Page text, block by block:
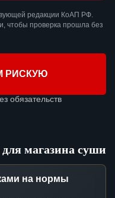
редакции КоАП РФ.
чтобы проверка прошла без
РИСКУЮ
обязательств
магазина суши
на нормы